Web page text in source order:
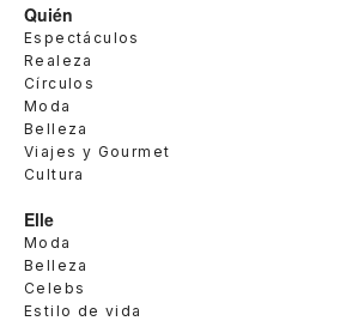
Quién
Espectáculos
Realeza
Círculos
Moda
Belleza
Viajes y Gourmet
Cultura
Elle
Moda
Belleza
Celebs
Estilo de vida